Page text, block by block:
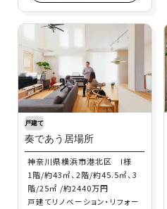
戸建て
奏であう居場所
神奈川県横浜市港北区 I様
1階/約43㎡、2階/約45.5㎡、3
階/25㎡ /約2440万円
戸建てリノベーション・リフォー